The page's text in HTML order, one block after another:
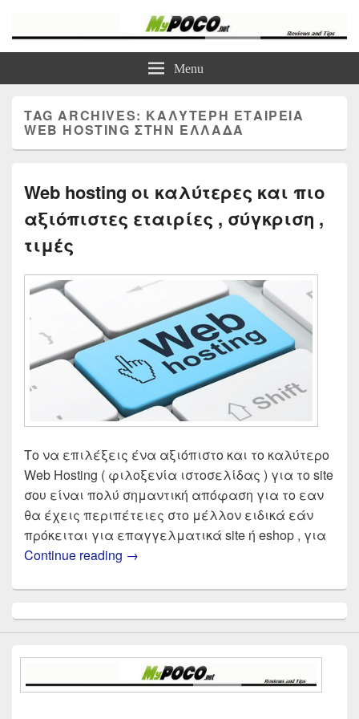
Τα καλύτερα Reviews , Συγκρίσεις , VPN , Webhosting
Menu
TAG ARCHIVES: ΚΑΛΥΤΕΡΗ ΕΤΑΙΡΕΊΑ
WEB HOSTING ΣΤΗΝ ΕΛΛΆΔΑ
Web hosting οι καλύτερες και πιο
αξιόπιστες εταιρίες , σύγκριση ,
τιμές
Το να επιλέξεις ένα αξιόπιστο και το καλύτερο
Web Hosting ( φιλοξενία ιστοσελίδας ) για το site
σου είναι πολύ σημαντική απόφαση για το εαν
θα έχεις περιπέτειες στο μέλλον ειδικά εάν
πρόκειται για επαγγελματικά site ή eshop , για
Continue reading Web hosting οι καλύτερες και πιο
→
Sidebar
Widget